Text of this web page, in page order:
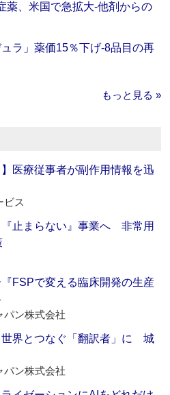
薬、米国で急拡大‐他剤からの
ラ」薬価15％下げ‐8品目の再
もっと見る »
医療従事者が副作用情報を迅
ビス
『止まらない』事業へ 非常用
『FSPで変える臨床開発の生産
パン株式会社
世界とつなぐ「翻訳者」に 城
パン株式会社